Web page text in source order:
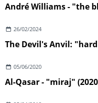
André Williams - "the
26/02/2024
The Devil's Anvil:
05/06/2020
Al-Qasar - "miraj"